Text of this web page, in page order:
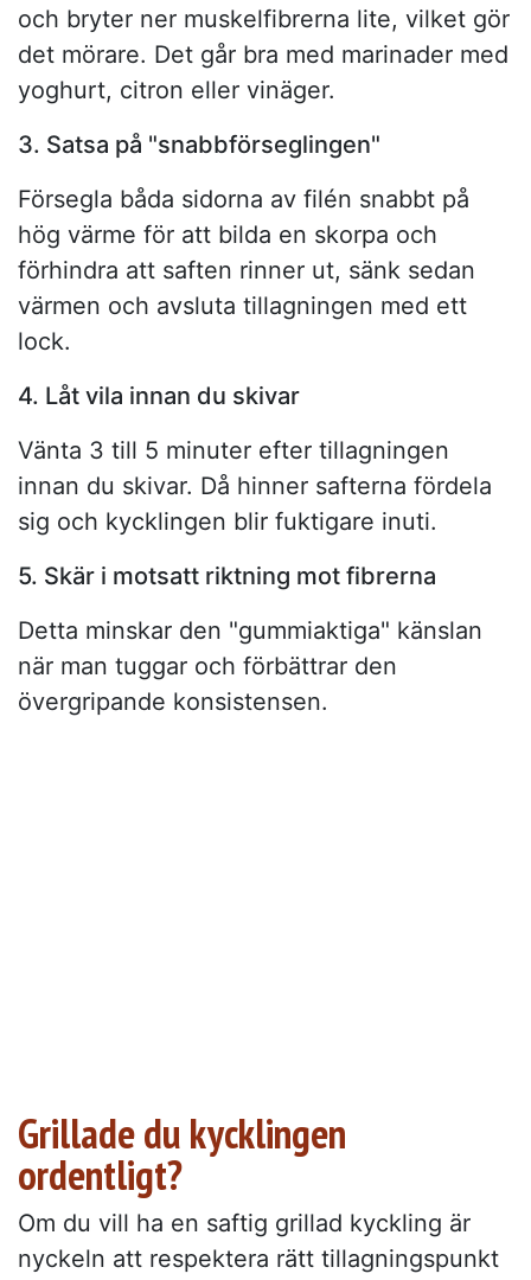
och bryter ner muskelfibrerna lite, vilket gör
det mörare. Det går bra med marinader med
yoghurt, citron eller vinäger.
3. Satsa på "snabbförseglingen"
Försegla båda sidorna av filén snabbt på
hög värme för att bilda en skorpa och
förhindra att saften rinner ut, sänk sedan
värmen och avsluta tillagningen med ett
lock.
4. Låt vila innan du skivar
Vänta 3 till 5 minuter efter tillagningen
innan du skivar. Då hinner safterna fördela
sig och kycklingen blir fuktigare inuti.
5. Skär i motsatt riktning mot fibrerna
Detta minskar den "gummiaktiga" känslan
när man tuggar och förbättrar den
övergripande konsistensen.
Grillade du kycklingen
ordentligt?
Om du vill ha en saftig grillad kyckling är
nyckeln att respektera rätt tillagningspunkt